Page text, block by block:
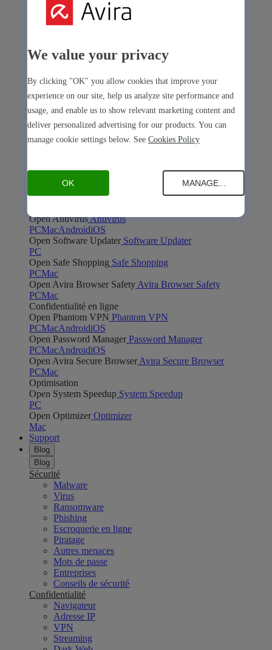
Avira Internet Security
Notre solution 3-en-1 avec de nombreux outils premium
Free Security
Free Security
Open AntivirusAntivirus
PCMacAndroidiOS
Open Software Updater Software Updater
PC
Open Safe Shopping Safe Shopping
PCMac
Open Avira Browser Safety Avira Browser Safety
PCMac
Confidentialité en ligne
Open Phantom VPN Phantom VPN
PCMacAndroidiOS
Open Password Manager Password Manager
PCMacAndroidiOS
Open Avira Secure Browser Avira Secure Browser
PCMac
Optimisation
Open System Speedup System Speedup
PC
Open Optimizer Optimizer
Mac
Support
Blog
Blog
Sécurité
Malware
Virus
Ransomware
Phishing
Escroquerie en ligne
Piratage
Autres menaces
Mots de passe
Entreprises
Conseils de sécurité
Confidentialité
Navigateur
Adresse IP
VPN
Streaming
We value your privacy
By clicking "OK" you allow cookies that improve your
experience on our site, help us analyze site performance and
usage, and enable us to show relevant marketing content and
deliver personalized advertising for our products. You can
manage cookie settings below. See Cookies Policy
OK MANAGE...